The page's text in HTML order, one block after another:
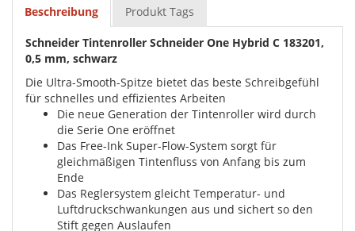
Beschreibung Produkt Tags
Schneider Tintenroller Schneider One Hybrid C 183201,
0,5 mm, schwarz
Die Ultra-Smooth-Spitze bietet das beste Schreibgefühl
für schnelles und effizientes Arbeiten
Die neue Generation der Tintenroller wird durch
die Serie One eröffnet
Das Free-Ink Super-Flow-System sorgt für
gleichmäßigen Tintenfluss von Anfang bis zum
Ende
Das Reglersystem gleicht Temperatur- und
Luftdruckschwankungen aus und sichert so den
Stift gegen Auslaufen